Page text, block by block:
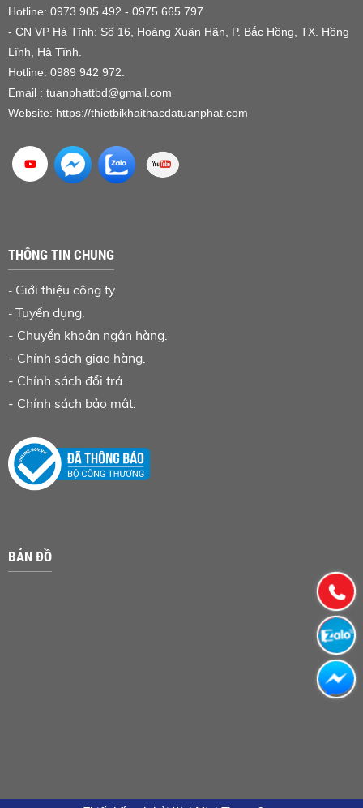
Hotline: 0973 905 492 - 0975 665 797
- CN VP Hà Tĩnh: Số 16, Hoàng Xuân Hãn, P. Bắc Hồng, TX. Hồng
Lĩnh, Hà Tĩnh.
Hotline: 0989 942 972.
Email : tuanphattbd@gmail.com
Website: https://thietbikhaithacdatuanphat.com
THÔNG TIN CHUNG
- Giới thiệu công ty.
- Tuyển dụng.
- Chuyển khoản ngân hàng.
- Chính sách giao hàng.
- Chính sách đổi trả.
- Chính sách bảo mật.
BẢN ĐỒ